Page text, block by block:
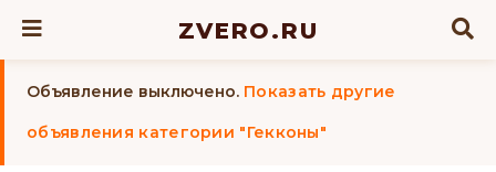
ZVERO.RU
Объявление выключено. Показать другие
объявления категории "Гекконы"